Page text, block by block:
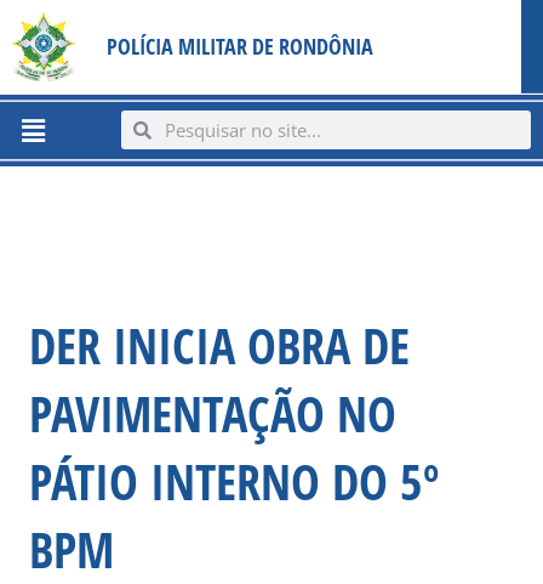
content
para
conteúdo
POLÍCIA MILITAR DE RONDÔNIA
Menu SearchSearch
DER INICIA OBRA DE
PAVIMENTAÇÃO NO
PÁTIO INTERNO DO 5º
BPM